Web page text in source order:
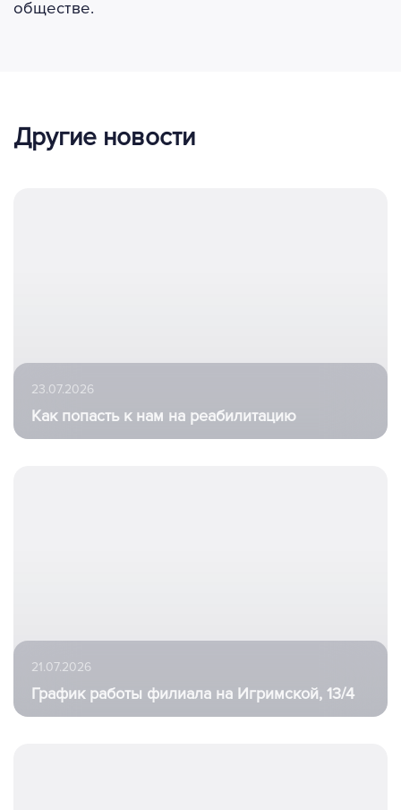
обществе.
Другие новости
23.07.2026
Как попасть к нам на реабилитацию
21.07.2026
График работы филиала на Игримской, 13/4